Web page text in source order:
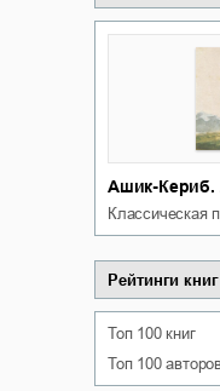
Ашик-Кериб.
классическая
Рейтинги книг
Топ 100 книг
Топ 100